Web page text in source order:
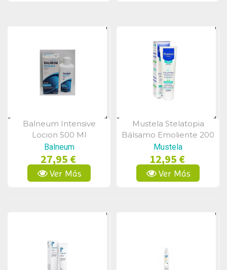
Vista Rápida
Balneum Intensive
Locion 500 Ml
Balneum
27,95 €
Ver Más
Vista Rápida
Mustela Stelatopia
Bálsamo Emoliente 200
Ml
Mustela
12,95 €
Ver Más